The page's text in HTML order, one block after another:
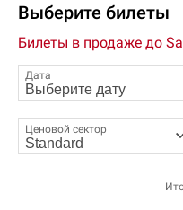
Выберите билеты
Билеты в продаже до
Дата
Ценовой сектор